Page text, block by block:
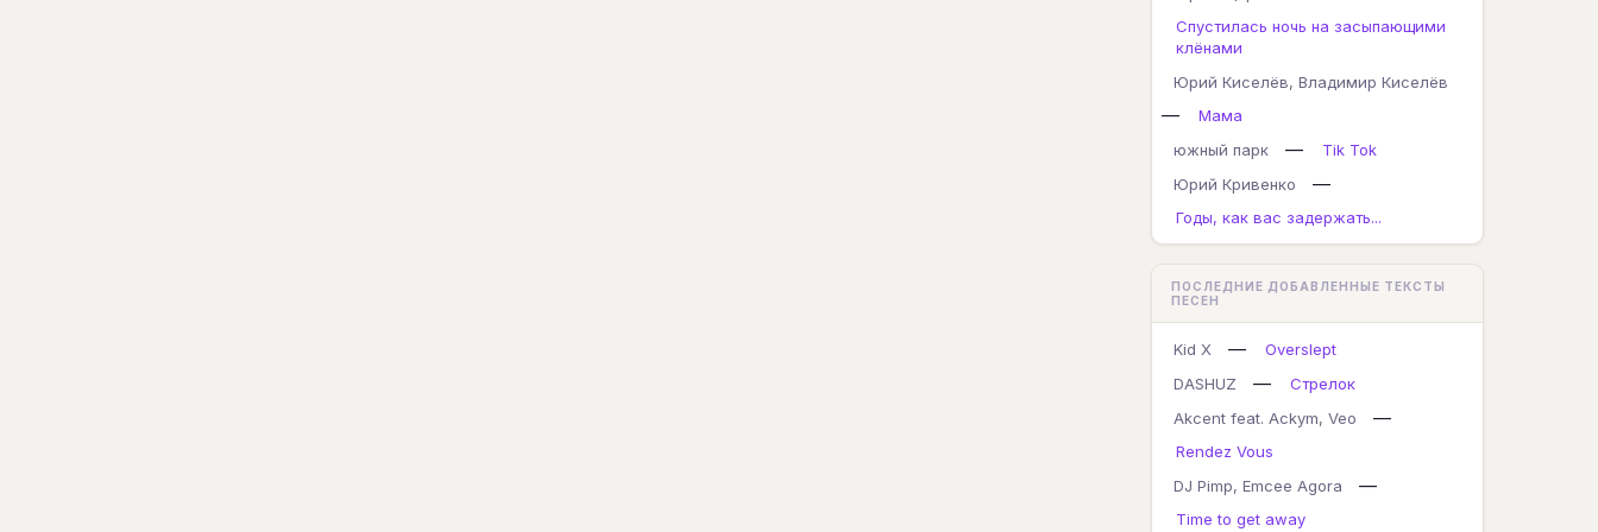
Спустилась ночь на засыпающими
клёнами
Юрий Киселёв, Владимир Киселёв
—
Мама
южный парк
—
Tik Tok
Юрий Кривенко
—
Годы, как вас задержать...
ПОСЛЕДНИЕ ДОБАВЛЕННЫЕ ТЕКСТЫ
ПЕСЕН
Kid X —
Overslept
DASHUZ
—
Стрелок
Akcent feat. Ackym, Veo
—
Rendez Vous
DJ Pimp, Emcee Agora
—
Time to get away